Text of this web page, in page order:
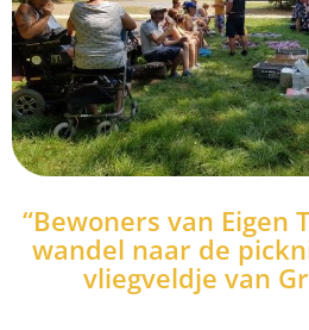
“Bewoners van Eigen
wandel naar de
vliegveldje van